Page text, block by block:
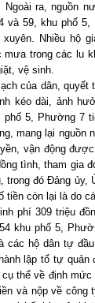
ra, nguồn
và 59, khu phố
Nhiều hộ
trong các lu
vệ sinh.
của dân, quyết
kéo dài, ảnh
5, Phường 7
mang lại nguồn
vận động
tình, tham gia
đó Đảng ủy,
còn lại là do
phí 309 triệu
khu phố 5,
các hộ dân tự
lập tổ tự quản
thể về định
và nộp về